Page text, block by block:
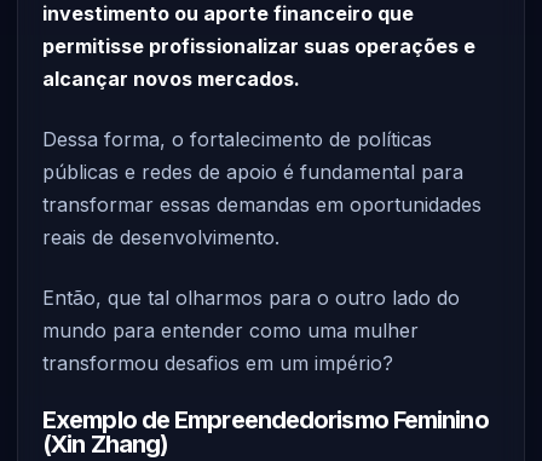
investimento ou aporte financeiro que
permitisse profissionalizar suas operações e
alcançar novos mercados.
Dessa forma, o fortalecimento de políticas
públicas e redes de apoio é fundamental para
transformar essas demandas em oportunidades
reais de desenvolvimento.
Então, que tal olharmos para o outro lado do
mundo para entender como uma mulher
transformou desafios em um império?
Exemplo de Empreendedorismo Feminino
(Xin Zhang)